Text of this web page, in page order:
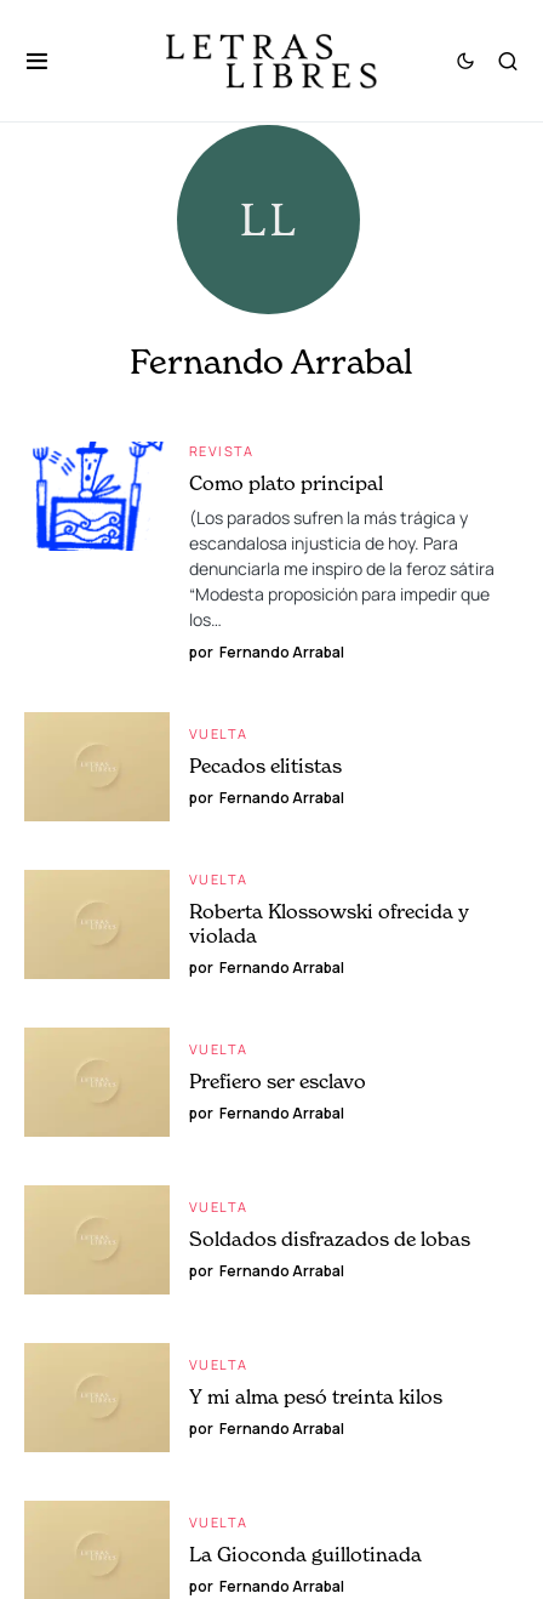
Fernando Arrabal
REVISTA
Como plato principal
(Los parados sufren la más trágica y
escandalosa injusticia de hoy. Para
denunciarla me inspiro de la feroz sátira
“Modesta proposición para impedir que
los…
por Fernando Arrabal
VUELTA
Pecados elitistas
por Fernando Arrabal
VUELTA
Roberta Klossowski ofrecida y
violada
por Fernando Arrabal
VUELTA
Prefiero ser esclavo
por Fernando Arrabal
VUELTA
Soldados disfrazados de lobas
por Fernando Arrabal
VUELTA
Y mi alma pesó treinta kilos
por Fernando Arrabal
VUELTA
La Gioconda guillotinada
por Fernando Arrabal